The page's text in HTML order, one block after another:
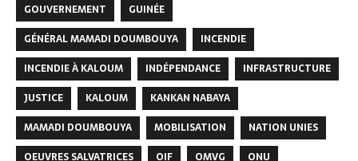
GOUVERNEMENT
GUINÉE
GÉNÉRAL MAMADI DOUMBOUYA
INCENDIE
INCENDIE À KALOUM
INDÉPENDANCE
INFRASTRUCTURE
JUSTICE
KALOUM
KANKAN NABAYA
MAMADI DOUMBOUYA
MOBILISATION
NATION UNIES
OEUVRES SALVATRICES
OIF OMVG
ONU